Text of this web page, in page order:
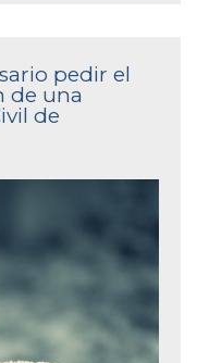
pedir el
de una
de